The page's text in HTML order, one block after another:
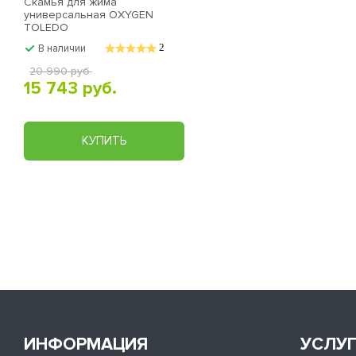
универсальная OXYGEN
TOLEDO
В наличии 2
20 990 руб.
15 743 руб.
КУПИТЬ
ИНФОРМАЦИЯ